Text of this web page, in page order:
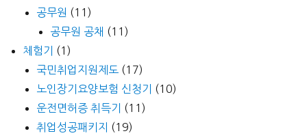
공무원 (11)
공무원 공채 (11)
체험기
(1)
국민취업지원제도 (17)
노인장기요양보험 신청기
(10)
운전면허증 취득기
(11)
취업성공패키지
(19)